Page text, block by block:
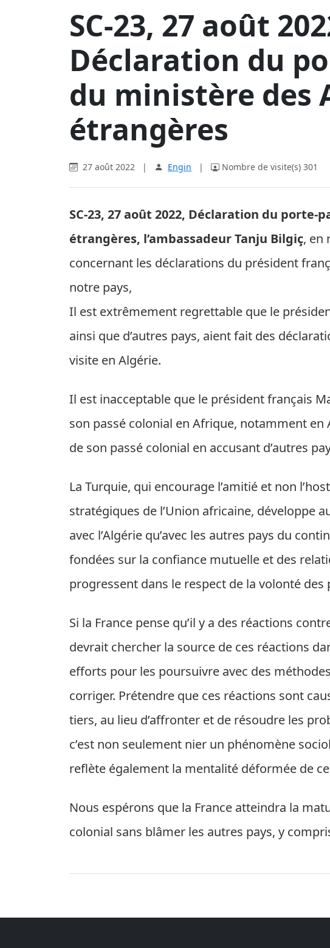
SC-23, 27 août
Déclaration du
du ministère des
étrangères
27 août 2022 | Engin | Nombre de visite(s) 301
SC-23, 27 août 2022, Déclaration du
étrangères, l’ambassadeur Tanju Bilgiç, en
concernant les déclarations du président
notre pays,
Il est extrêmement regrettable que le
ainsi que d’autres pays, aient fait des
visite en Algérie.
Il est inacceptable que le président français
son passé colonial en Afrique, notamment en
de son passé colonial en accusant d’autres
La Turquie, qui encourage l’amitié et non
stratégiques de l’Union africaine, développe
avec l’Algérie qu’avec les autres pays du
fondées sur la confiance mutuelle et des
progressent dans le respect de la volonté des
Si la France pense qu’il y a des réactions
devrait chercher la source de ces réactions
efforts pour les poursuivre avec des
corriger. Prétendre que ces réactions sont
tiers, au lieu d’affronter et de résoudre les
c’est non seulement nier un phénomène
reflète également la mentalité déformée de
Nous espérons que la France atteindra la
colonial sans blâmer les autres pays, y